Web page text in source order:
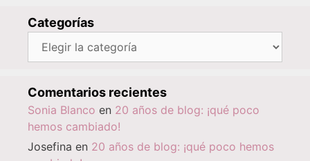
Categorías
Categorías
Comentarios recientes
Sonia Blanco en 20 años de blog: ¡qué poco
hemos cambiado!
Josefina en 20 años de blog: ¡qué poco hemos